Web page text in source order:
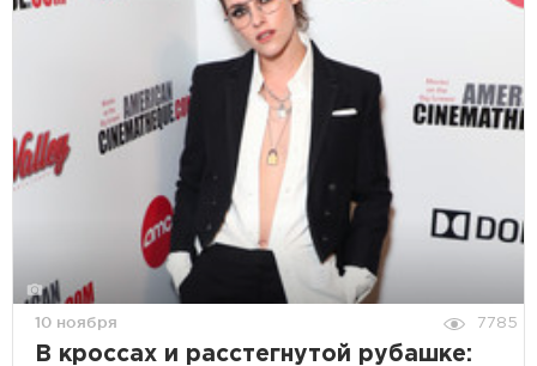
10 ноября 7785
В кроссах и расстегнутой рубашке: